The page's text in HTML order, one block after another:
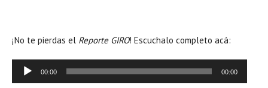
¡No te pierdas el Reporte GIRO! Escuchalo completo acá:
Reproductor
de
00:00 00:00